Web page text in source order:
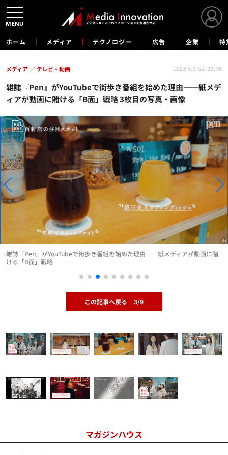
ホーム メディア テクノロジー 広告 企業 特
雑誌『Pen』がYouTubeで街歩き番組を始めた理由——紙メデ
ィアが動画に賭ける「B面」戦略 3枚目の写真・画像
メディア テレビ・動画 2026.5.9 Sat 13:36
雑誌『Pen』がYouTubeで街歩き番組を始めた理由——紙メディアが動画に賭
ける「B面」戦略
この記事へ戻る 3/9
マガジンハウス
MENU